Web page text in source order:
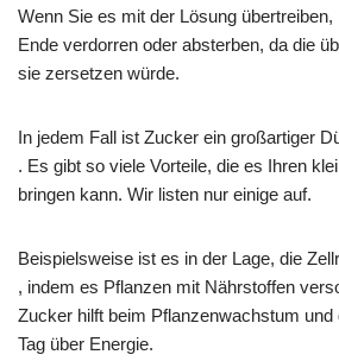
Wenn Sie es mit der Lösung
Ende verdorren oder absterben, da die
sie zersetzen würde.
In jedem Fall ist Zucker ein großartiger
. Es gibt so viele Vorteile, die es Ihren
bringen kann. Wir listen nur einige auf.
Beispielsweise ist es in der Lage, die
, indem es Pflanzen mit Nährstoffen
Zucker hilft beim Pflanzenwachstum und
Tag über Energie.